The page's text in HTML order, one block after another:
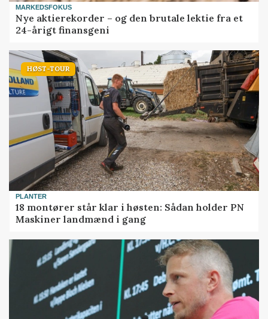
MARKEDSFOKUS
Nye aktierekorder – og den brutale lektie fra et
24-årigt finansgeni
HØST-TOUR
PLANTER
18 montører står klar i høsten: Sådan holder PN
Maskiner landmænd i gang